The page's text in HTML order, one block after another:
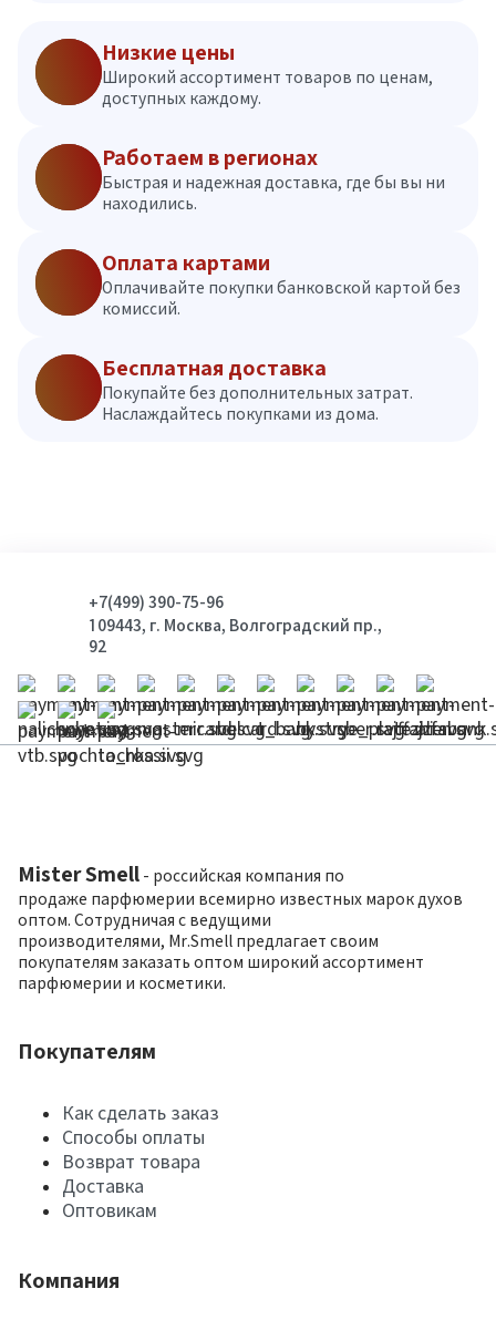
Низкие цены
Широкий ассортимент товаров по ценам,
доступных каждому.
Работаем в регионах
Быстрая и надежная доставка, где бы вы ни
находились.
Оплата картами
Оплачивайте покупки банковской картой без
комиссий.
Бесплатная доставка
Покупайте без дополнительных затрат.
Наслаждайтесь покупками из дома.
+7(499) 390-75-96
109443, г. Москва, Волгоградский пр.,
92
Mister Smell - российская компания по
продаже парфюмерии всемирно известных марок духов
оптом. Сотрудничая с ведущими
производителями, Mr.Smell предлагает своим
покупателям заказать оптом широкий ассортимент
парфюмерии и косметики.
Покупателям
Как сделать заказ
Способы оплаты
Возврат товара
Доставка
Оптовикам
Компания